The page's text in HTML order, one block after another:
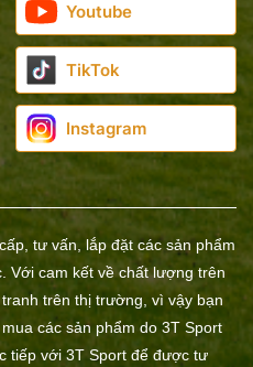
Youtube
TikTok
Instagram
tư vấn, lắp đặt các sản phẩm
Với cam kết về chất lượng trên
trên thị trường, vì vậy bạn
các sản phẩm do 3T Sport
tiếp với 3T Sport để được tư